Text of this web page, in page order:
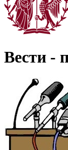
Вести -